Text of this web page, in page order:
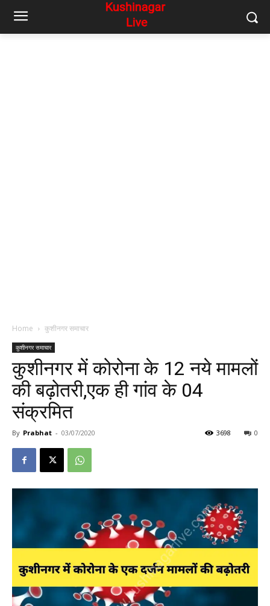
Home कुशीनगर समाचार
कुशीनगर समाचार
कुशीनगर में कोरोना के 12 नये मामलों
की बढ़ोतरी,एक ही गांव के 04
संक्रमित
By Prabhat - 03/07/2020 0
3698